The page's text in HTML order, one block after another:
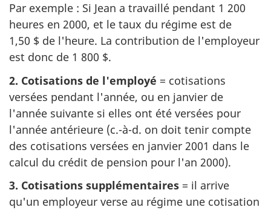
Par exemple : Si Jean a travaillé pendant 1 200
heures en 2000, et le taux du régime est de
1,50 $ de l'heure. La contribution de l'employeur
est donc de 1 800 $.
2. Cotisations de l'employé = cotisations
versées pendant l'année, ou en janvier de
l'année suivante si elles ont été versées pour
l'année antérieure (c.-à-d. on doit tenir compte
des cotisations versées en janvier 2001 dans le
calcul du crédit de pension pour l'an 2000).
3. Cotisations supplémentaires = il arrive
qu'un employeur verse au régime une cotisation